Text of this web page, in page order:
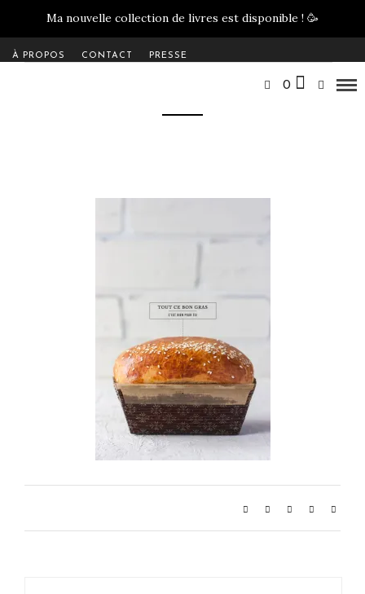
Ma nouvelle collection de livres est disponible ! 🥳
À PROPOS CONTACT PRESSE
0